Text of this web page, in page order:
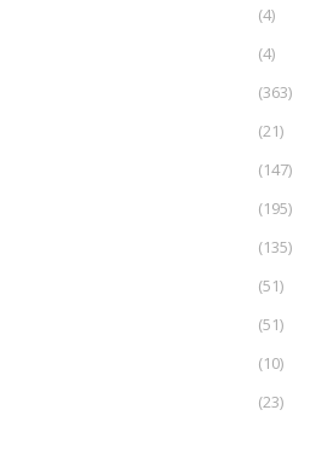
(4)
(4)
(363)
(21)
(147)
(195)
(135)
(51)
(51)
(10)
(23)